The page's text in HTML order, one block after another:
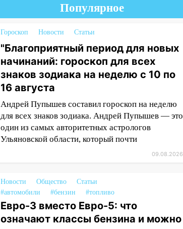
Популярное
Гороскоп Новости Статьи
"Благоприятный период для новых
начинаний: гороскоп для всех
знаков зодиака на неделю с 10 по
16 августа
Андрей Пупышев составил гороскоп на неделю
для всех знаков зодиака. Андрей Пупышев — это
один из самых авторитетных астрологов
Ульяновской области, который почти
09.08.2026
Новости Общество
Статьи
#автомобили
#бензин #топливо
Евро-3 вместо Евро-5: что
означают классы бензина и можно